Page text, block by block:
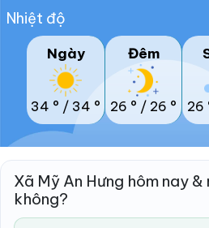
Nhiệt độ
Ngày
34 ° / 34 °
Đêm
26 ° / 26 ° 26
Xã Mỹ An Hưng hôm nay
không?